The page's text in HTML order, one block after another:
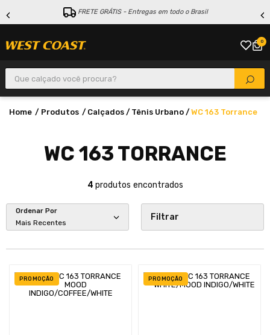
FRETE GRÁTIS - Entregas em todo o Brasil
0
Que calçado você procura?
Produtos Calçados Tênis Urbano WC 163 Torrance
WC 163 TORRANCE
4 produtos
Ordenar Por
Mais Recentes
Filtrar
PROMOÇÃO PROMOÇÃO